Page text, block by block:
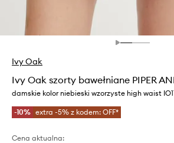
Ivy Oak
Ivy Oak szorty bawełniane PIPER
damskie kolor niebieski wzorzyste high waist
-10% extra -5% z kodem: OFF*
Cena aktualna: